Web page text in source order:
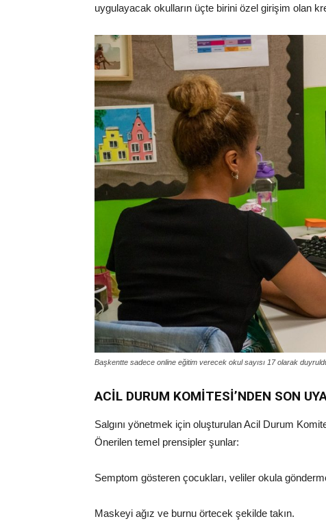
uygulayacak okulların üçte birini özel girişim olan
Başkentte sadece online eğitim verecek okul sayısı 17 olarak
ACİL DURUM KOMİTESİ’NDEN SON
Salgını yönetmek için oluşturulan Acil Durum
Önerilen temel prensipler şunlar:
Semptom gösteren çocukları, veliler okula
Maskeyi ağız ve burnu örtecek şekilde takın.